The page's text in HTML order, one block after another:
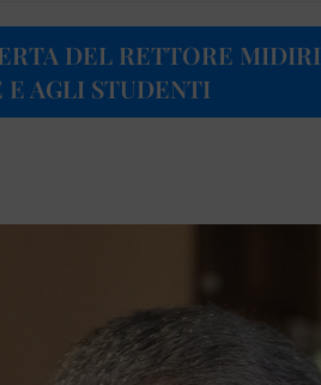
DEL RETTORE MIDIRI
E AGLI STUDENTI